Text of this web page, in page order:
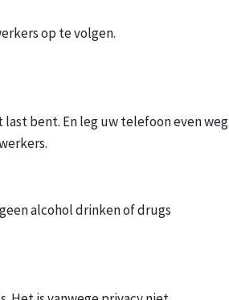
op te volgen.
bent. En leg uw telefoon even weg
alcohol drinken of drugs